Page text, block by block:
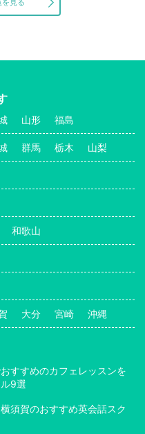
山形 福島
群馬 栃木 山梨
和歌山
大分 宮崎 沖縄
すすめのカフェレッスンを
9選
須賀のおすすめ英会話スク